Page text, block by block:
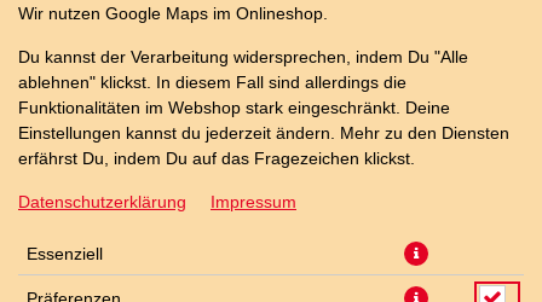
26ER ANDALUSIA PIZZA
Wir nutzen Google Maps im Onlineshop.
Du kannst der Verarbeitung widersprechen, indem Du "Alle
ablehnen" klickst. In diesem Fall sind allerdings die
Funktionalitäten im Webshop stark eingeschränkt. Deine
Einstellungen kannst du jederzeit ändern. Mehr zu den Diensten
erfährst Du, indem Du auf das Fragezeichen klickst.
Datenschutzerklärung Impressum
Essenziell